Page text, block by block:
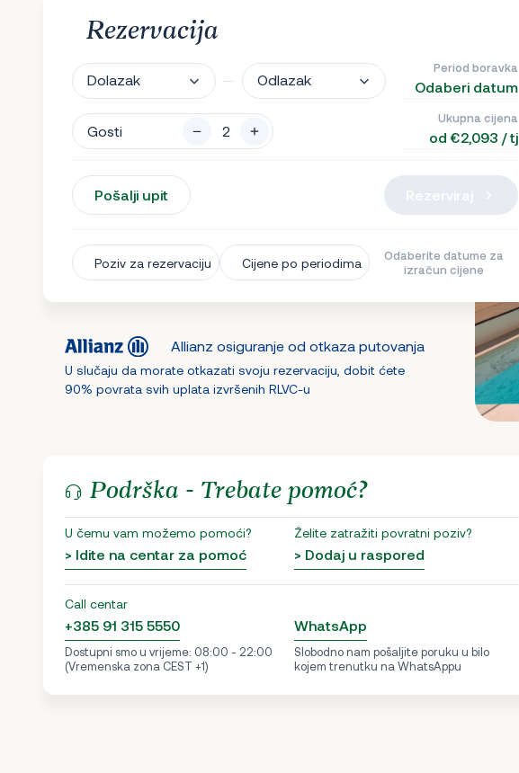
Rezervacija
Dolazak Odlazak
Period boravka
Odaberi datum
Gosti
Ukupna cijena
od €2,093 / tj
Pošalji upit
Poziv za rezervaciju Cijene po periodima
Odaberite datume za
izračun cijene
Allianz osiguranje od otkaza putovanja
U slučaju da morate otkazati svoju rezervaciju, dobit ćete
90% povrata svih uplata izvršenih RLVC-u
Podrška - Trebate pomoć?
U čemu vam možemo pomoći?
> Idite na centar za pomoć
Želite zatražiti povratni poziv?
> Dodaj u raspored
Call centar
+385 91 315 5550
Dostupni smo u vrijeme: 08:00 - 22:00
(Vremenska zona CEST +1)
WhatsApp
Slobodno nam pošaljite poruku u bilo
kojem trenutku na WhatsAppu